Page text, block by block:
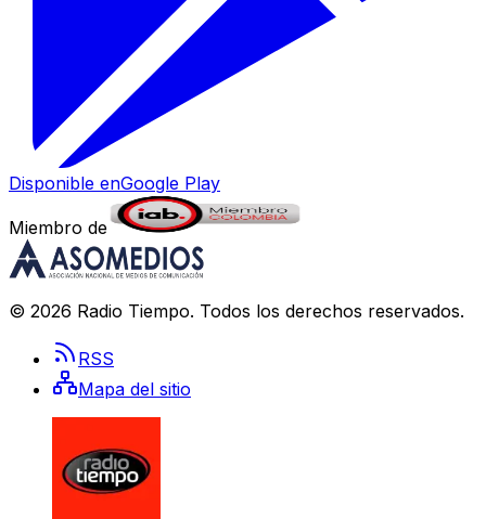
Disponible enGoogle Play
Miembro de
© 2026 Radio Tiempo. Todos los derechos reservados.
RSS
Mapa del sitio